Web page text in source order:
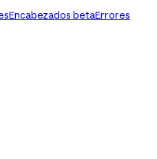
Encabezados betaErrores